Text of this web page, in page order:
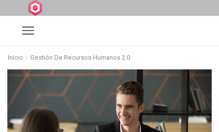
Inicio Gestión De Recursos Humanos 2.0